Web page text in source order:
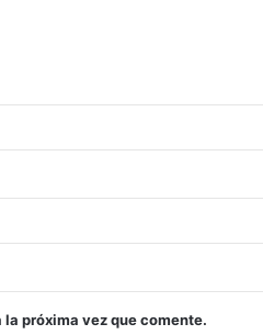
próxima vez que comente.